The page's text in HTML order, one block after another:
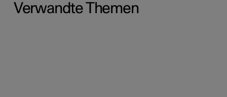
Verwandte Themen